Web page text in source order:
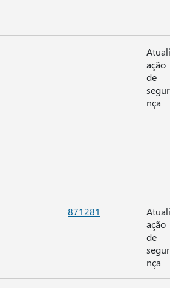
ação
de
nça
871281
ação
de
nça